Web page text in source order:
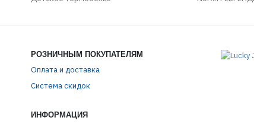
РОЗНИЧНЫМ ПОКУПАТЕЛЯМ
Оплата и доставка
Система скидок
ИНФОРМАЦИЯ